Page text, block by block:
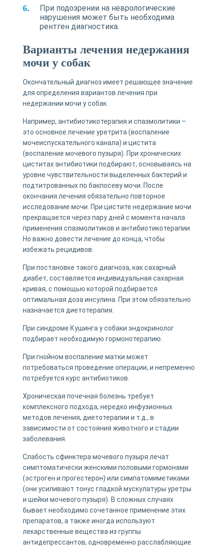
При подозрении на неврологические
нарушения может быть необходима
рентген диагностика.
Варианты лечения недержания
мочи у собак
Окончательный диагноз имеет решающее значение
для определения вариантов лечения при
недержании мочи у собак.
Например, антибиотикотерапия и спазмолитики –
это основное лечение уретрита (воспаление
мочеиспускательного канала) и цистита
(воспаление мочевого пузыря). При хронических
циститах антибиотики подбирают, основываясь на
уровне чувствительности выделенных бактерий и
подтитрованных по бакпосеву мочи. После
окончания лечения обязательно повторное
исследование мочи. При цистите недержание мочи
прекращается через пару дней с момента начала
применения спазмолитиков и антибиотикотерапии.
Но важно довести лечение до конца, чтобы
избежать рецидивов.
При постановке такого диагноза, как сахарный
диабет, составляется индивидуальная сахарная
кривая, с помощью которой подбирается
оптимальная доза инсулина. При этом обязательно
назначается диетотерапия.
При синдроме Кушинга у собаки эндокринолог
подбирает необходимую гормонотерапию.
При гнойном воспаление матки может
потребоваться проведение операции, и непременно
потребуется курс антибиотиков.
Хроническая почечная болезнь требует
комплексного подхода, нередко инфузионных
методов лечения, диетотерапии и т.д., в
зависимости от состояния животного и стадии
заболевания.
Слабость сфинктера мочевого пузыря лечат
симптоматически женскими половыми гормонами
(эстроген и прогестерон) или симпатомиметиками
(они усиливают тонус гладкой мускулатуры уретры
и шейки мочевого пузыря). В сложных случаях
бывает необходимо сочетанное применение этих
препаратов, а также иногда используют
лекарственные вещества из группы
антидепрессантов, одновременно расслабляющие